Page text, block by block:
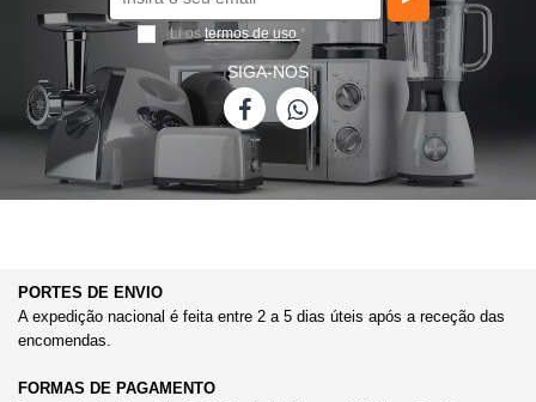
Li ostermos de uso *
SIGA-NOS
PORTES DE ENVIO
A expedição nacional é feita entre 2 a 5 dias úteis após a receção das
encomendas.
FORMAS DE PAGAMENTO